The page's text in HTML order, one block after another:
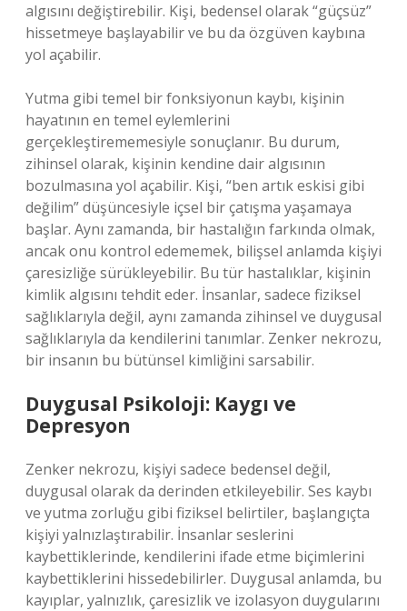
algısını değiştirebilir. Kişi, bedensel olarak “güçsüz”
hissetmeye başlayabilir ve bu da özgüven kaybına
yol açabilir.
Yutma gibi temel bir fonksiyonun kaybı, kişinin
hayatının en temel eylemlerini
gerçekleştirememesiyle sonuçlanır. Bu durum,
zihinsel olarak, kişinin kendine dair algısının
bozulmasına yol açabilir. Kişi, “ben artık eskisi gibi
değilim” düşüncesiyle içsel bir çatışma yaşamaya
başlar. Aynı zamanda, bir hastalığın farkında olmak,
ancak onu kontrol edememek, bilişsel anlamda kişiyi
çaresizliğe sürükleyebilir. Bu tür hastalıklar, kişinin
kimlik algısını tehdit eder. İnsanlar, sadece fiziksel
sağlıklarıyla değil, aynı zamanda zihinsel ve duygusal
sağlıklarıyla da kendilerini tanımlar. Zenker nekrozu,
bir insanın bu bütünsel kimliğini sarsabilir.
Duygusal Psikoloji: Kaygı ve
Depresyon
Zenker nekrozu, kişiyi sadece bedensel değil,
duygusal olarak da derinden etkileyebilir. Ses kaybı
ve yutma zorluğu gibi fiziksel belirtiler, başlangıçta
kişiyi yalnızlaştırabilir. İnsanlar seslerini
kaybettiklerinde, kendilerini ifade etme biçimlerini
kaybettiklerini hissedebilirler. Duygusal anlamda, bu
kayıplar, yalnızlık, çaresizlik ve izolasyon duygularını